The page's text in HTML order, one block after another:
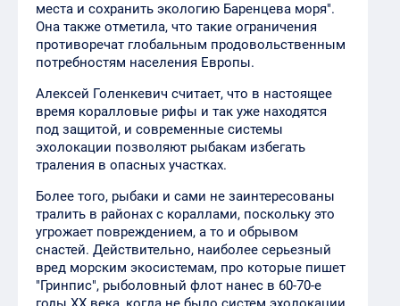
места и сохранить экологию Баренцева моря".
Она также отметила, что такие ограничения
противоречат глобальным продовольственным
потребностям населения Европы.
Алексей Голенкевич считает, что в настоящее
время коралловые рифы и так уже находятся
под защитой, и современные системы
эхолокации позволяют рыбакам избегать
траления в опасных участках.
Более того, рыбаки и сами не заинтересованы
тралить в районах с кораллами, поскольку это
угрожает повреждением, а то и обрывом
снастей. Действительно, наиболее серьезный
вред морским экосистемам, про которые пишет
"Гринпис", рыболовный флот нанес в 60-70-е